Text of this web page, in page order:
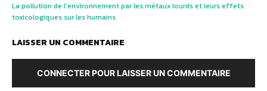
La pollution de l’environnement par les métaux lourds et leurs effets
toxicologiques sur les humains
LAISSER UN COMMENTAIRE
CONNECTER POUR LAISSER UN COMMENTAIRE